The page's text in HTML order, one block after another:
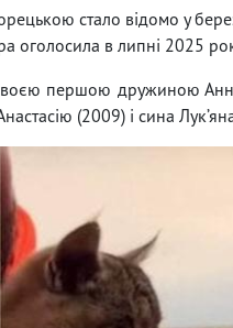
стало відомо у
оголосила в липні 2025
своєю першою дружиною
(2009) і сина